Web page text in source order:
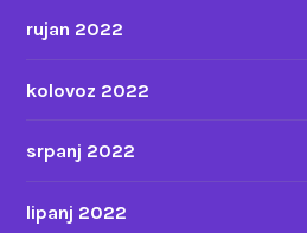
rujan 2022
kolovoz 2022
srpanj 2022
lipanj 2022